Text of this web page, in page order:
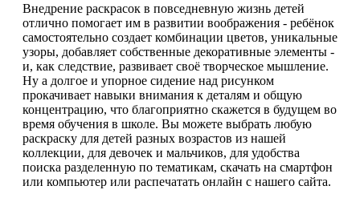
Внедрение раскрасок в повседневную жизнь детей
отлично помогает им в развитии воображения - ребёнок
самостоятельно создает комбинации цветов, уникальные
узоры, добавляет собственные декоративные элементы -
и, как следствие, развивает своё творческое мышление.
Ну а долгое и упорное сидение над рисунком
прокачивает навыки внимания к деталям и общую
концентрацию, что благоприятно скажется в будущем во
время обучения в школе. Вы можете выбрать любую
раскраску для детей разных возрастов из нашей
коллекции, для девочек и мальчиков, для удобства
поиска разделенную по тематикам, скачать на смартфон
или компьютер или распечатать онлайн с нашего сайта.